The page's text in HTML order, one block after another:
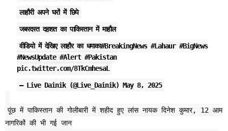
लाहौरी अपने घरों में छिपे
जबरदस्त दहशत का पाकिस्तान में माहौल
वीडियो में देखिए लाहौर का धमाका#BreakingNews #Lahaur #BigNews
#NewsUpdate #Alert #Pakistan
pic.twitter.com/8TkCmhesaL
— Live Dainik (@Live_Dainik) May 8, 2025
पूंछ में पाकिस्तान की गोलीबारी में शहीद हुए लांस नायक दिनेश कुमार, 12 आम
नागरिकों की भी गई जान